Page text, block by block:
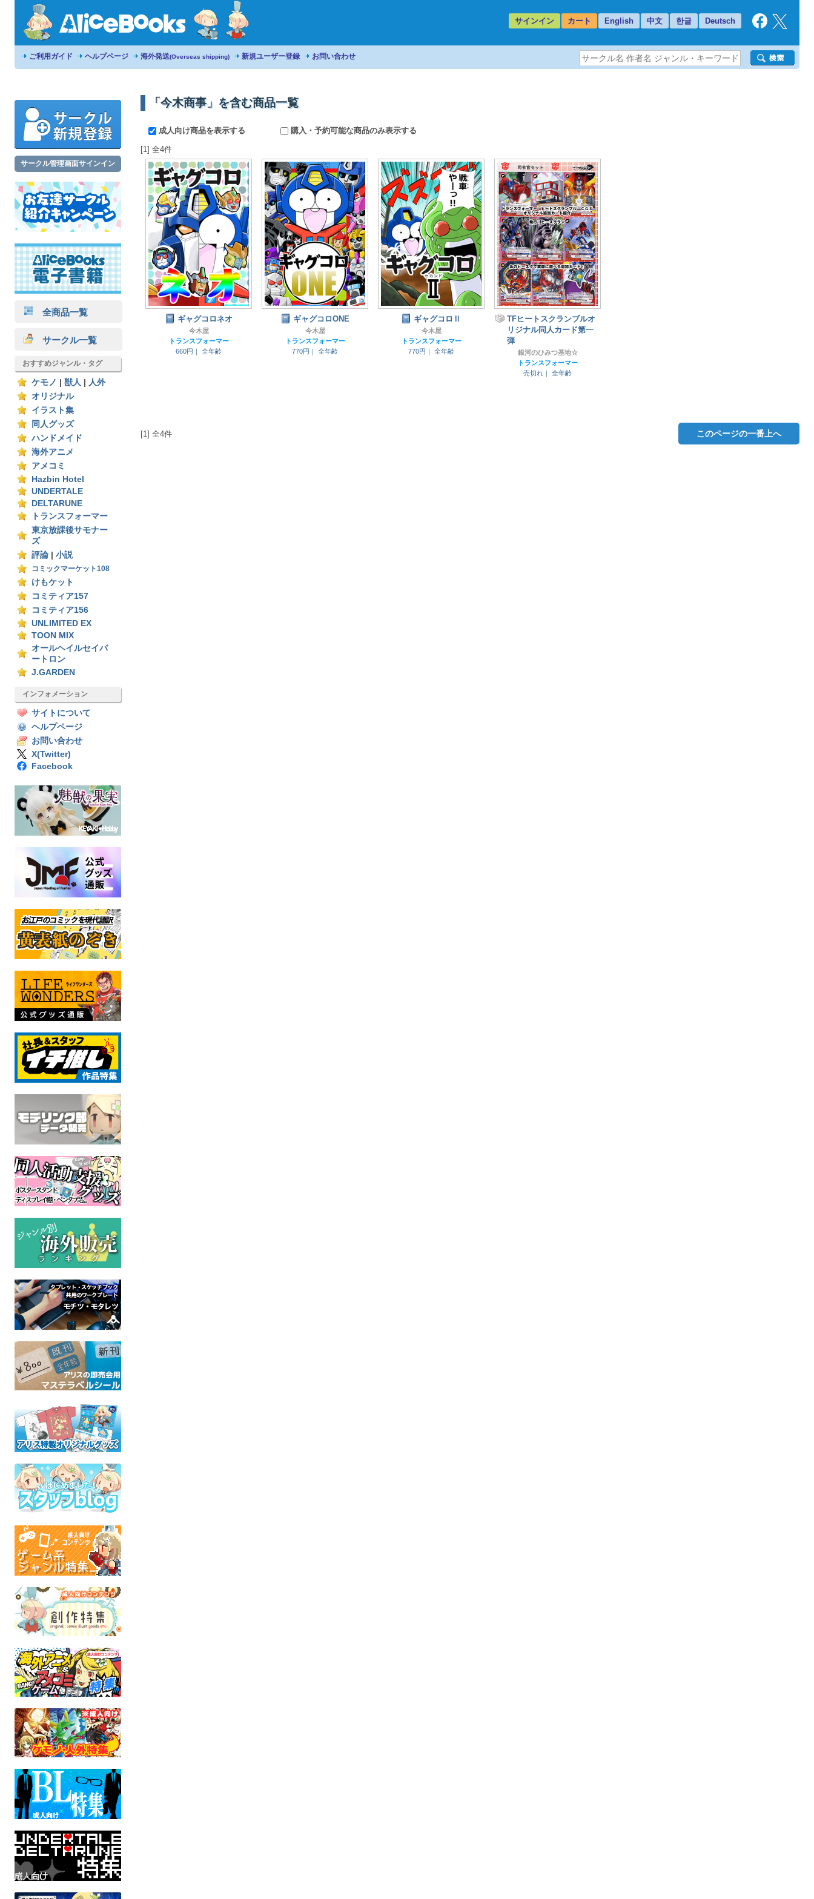
サインイン カート English 中文 한글 Deutsch
ご利用ガイド ヘルプページ 海外発送(Overseas shipping) 新規ユーザー登録 お問い合わせ
サークル管理画面サインイン
全商品一覧
サークル一覧
おすすめジャンル・タグ
ケモノ 獣人
人外
オリジナル
イラスト集
同人グッズ
ハンドメイド
海外アニメ
アメコミ
Hazbin Hotel
UNDERTALE
DELTARUNE
トランスフォーマー
東京放課後サモナー
ズ
評論
小説
コミックマーケット108
けもケット
コミティア157
コミティア156
UNLIMITED EX
TOON MIX
オールヘイルセイバ
ートロン
J.GARDEN
インフォメーション
サイトについて
ヘルプページ
お問い合わせ
X(Twitter)
Facebook
「今木商事」を含む商品一覧
成人向け商品を表示する 購入・予約可能な商品のみ表示する
[1] 全4件
ギャグコロネオ
今木屋
トランスフォーマー
660円｜
全年齢
ギャグコロONE
今木屋
トランスフォーマー
770円｜
全年齢
ギャグコロⅡ
今木屋
トランスフォーマー
770円｜
全年齢
TFヒートスクランブルオ
リジナル同人カード第一
弾
銀河のひみつ基地☆
トランスフォーマー
売切れ｜
全年齢
[1] 全4件 このページの一番上へ